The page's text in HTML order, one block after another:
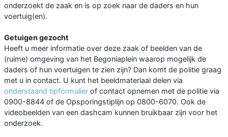
onderzoekt de zaak en is op zoek naar de daders en hun
voertuig(en).
Getuigen gezocht
Heeft u meer informatie over deze zaak of beelden van de
(ruime) omgeving van het Begoniaplein waarop mogelijk de
daders of hun voertuigen te zien zijn? Dan komt de politie graag
met u in contact. U kunt het beeldmateriaal delen via
onderstaand tipformulier of contact opnemen met de politie via
0900-8844 of de Opsporingstiplijn op 0800-6070. Ook de
videobeelden van een dashcam kunnen bruikbaar zijn voor het
onderzoek.